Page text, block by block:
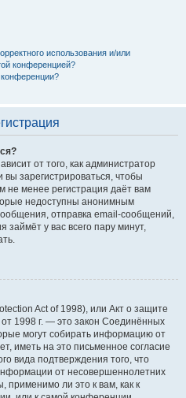
использования и/или
конференцией?
от того, как администратор
зарегистрироваться, чтобы
не менее регистрация даёт вам
недоступны анонимным
отправка email-сообщений,
займёт у вас всего пару минут,
Act of 1998), или Акт о защите
1998 г. — это закон Соединённых
могут собирать информацию от
иметь на это письменное согласие
вида подтверждения того, что
от несовершеннолетних
ли это к вам, как к